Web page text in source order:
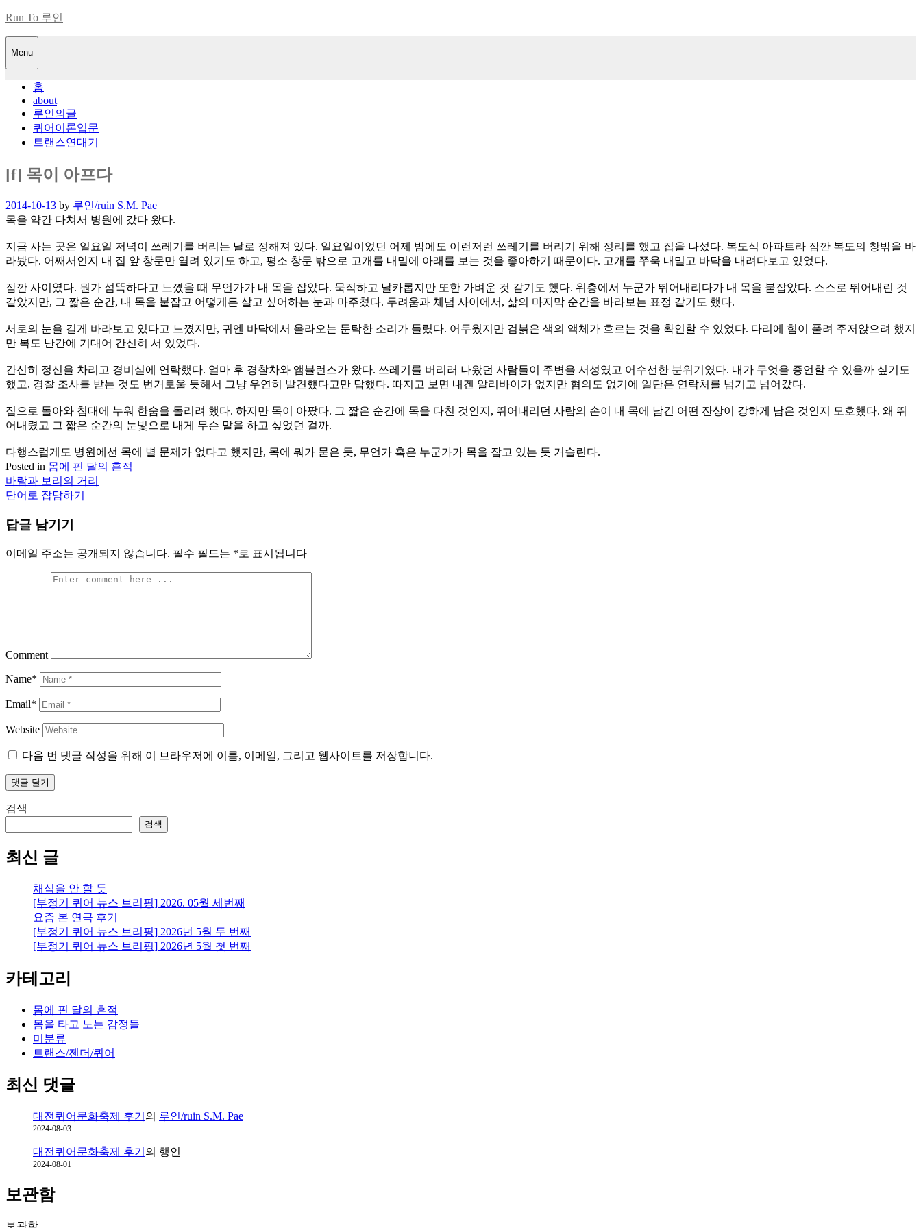
Skip
content
Run To 루인
Menu
홈
about
루인의글
퀴어이론입문
트랜스연대기
[f] 목이 아프다
Posted
on
2014-10-13 by 루인/ruin S.M. Pae
목을 약간 다쳐서 병원에 갔다 왔다.
지금 사는 곳은 일요일 저녁이 쓰레기를 버리는 날로 정해져 있다. 일요일이었던 어제 밤에도 이런저런 쓰레기를 버리기 위해 정리를 했고 집을 나섰다. 복도식 아파트라 잠깐 복도의 창밖을 바
라봤다. 어째서인지 내 집 앞 창문만 열려 있기도 하고, 평소 창문 밖으로 고개를 내밀에 아래를 보는 것을 좋아하기 때문이다. 고개를 쭈욱 내밀고 바닥을 내려다보고 있었다.
잠깐 사이였다. 뭔가 섬뜩하다고 느꼈을 때 무언가가 내 목을 잡았다. 묵직하고 날카롭지만 또한 가벼운 것 같기도 했다. 위층에서 누군가 뛰어내리다가 내 목을 붙잡았다. 스스로 뛰어내린 것
같았지만, 그 짧은 순간, 내 목을 붙잡고 어떻게든 살고 싶어하는 눈과 마주쳤다. 두려움과 체념 사이에서, 삶의 마지막 순간을 바라보는 표정 같기도 했다.
서로의 눈을 길게 바라보고 있다고 느꼈지만, 귀엔 바닥에서 올라오는 둔탁한 소리가 들렸다. 어두웠지만 검붉은 색의 액체가 흐르는 것을 확인할 수 있었다. 다리에 힘이 풀려 주저앉으려 했지
만 복도 난간에 기대어 간신히 서 있었다.
간신히 정신을 차리고 경비실에 연락했다. 얼마 후 경찰차와 앰뷸런스가 왔다. 쓰레기를 버리러 나왔던 사람들이 주변을 서성였고 어수선한 분위기였다. 내가 무엇을 증언할 수 있을까 싶기도
했고, 경찰 조사를 받는 것도 번거로울 듯해서 그냥 우연히 발견했다고만 답했다. 따지고 보면 내겐 알리바이가 없지만 혐의도 없기에 일단은 연락처를 넘기고 넘어갔다.
집으로 돌아와 침대에 누워 한숨을 돌리려 했다. 하지만 목이 아팠다. 그 짧은 순간에 목을 다친 것인지, 뛰어내리던 사람의 손이 내 목에 남긴 어떤 잔상이 강하게 남은 것인지 모호했다. 왜 뛰
어내렸고 그 짧은 순간의 눈빛으로 내게 무슨 말을 하고 싶었던 걸까.
다행스럽게도 병원에선 목에 별 문제가 없다고 했지만, 목에 뭐가 묻은 듯, 무언가 혹은 누군가가 목을 잡고 있는 듯 거슬린다.
Posted in 몸에 핀 달의 흔적
글
색
바람과 보리의 거리
단어로 잡담하기
답글 남기기
이메일 주소는 공개되지 않습니다. 필수 필드는 *로 표시됩니다
Comment
Name*
Email*
Website
다음 번 댓글 작성을 위해 이 브라우저에 이름, 이메일, 그리고 웹사이트를 저장합니다.
검색
검색
최신 글
채식을 안 할 듯
[부정기 퀴어 뉴스 브리핑] 2026. 05월 세번째
요즘 본 연극 후기
[부정기 퀴어 뉴스 브리핑] 2026년 5월 두 번째
[부정기 퀴어 뉴스 브리핑] 2026년 5월 첫 번째
카테고리
몸에 핀 달의 흔적
몸을 타고 노는 감정들
미분류
트랜스/젠더/퀴어
최신 댓글
대전퀴어문화축제 후기 의 루인/ruin S.M. Pae
2024-08-03
대전퀴어문화축제 후기 의 행인
2024-08-01
보관함